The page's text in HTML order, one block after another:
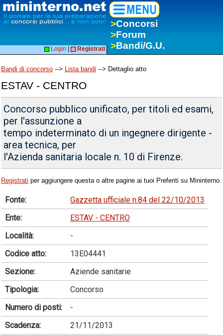
>Concorsi
>Forum
>Bandi/G.U.
Login Registrati
Bandi di concorso --> Lista bandi --> Dettaglio atto
ESTAV - CENTRO
Concorso pubblico unificato, per titoli ed esami,
per l'assunzione a
tempo indeterminato di un ingegnere dirigente -
area tecnica, per
l'Azienda sanitaria locale n. 10 di Firenze.
Registrati per aggiungere questa o altre pagine ai tuoi Preferiti su Mininterno.
Fonte:
Gazzetta ufficiale n.84 del 22/10/2013
Ente:
ESTAV - CENTRO
Località:
-
Codice atto:
13E04441
Sezione:
Aziende sanitarie
Tipologia:
Concorso
Numero di posti:
-
Scadenza:
21/11/2013